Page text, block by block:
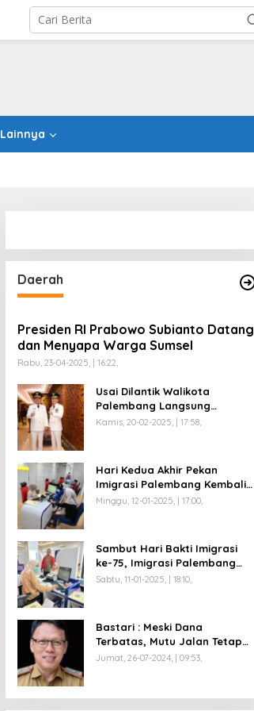
Lainnya
Daerah
Presiden RI Prabowo Subianto Datang
dan Menyapa Warga Sumsel
Rabu, 23-04-2025, | 16:22,
Usai Dilantik Walikota
Palembang Langsung
Mengikuti Retreat di
Kamis, 20-02-2025, | 17:58,
Hari Kedua Akhir Pekan
Imigrasi Palembang Kembali
Dilayani
Minggu, 12-01-2025, | 17:00,
Sambut Hari Bakti Imigrasi
ke-75, Imigrasi Palembang
Buka Paspor Simpatik Akhir
Sabtu, 11-01-2025, | 18:10,
Bastari : Meski Dana
Terbatas, Mutu Jalan Tetap
Diprioritaskan !
Jumat, 26-07-2024, | 09:53,